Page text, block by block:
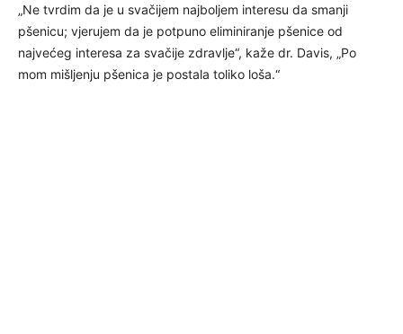
„Ne tvrdim da je u svačijem najboljem interesu da smanji
pšenicu; vjerujem da je potpuno eliminiranje pšenice od
najvećeg interesa za svačije zdravlje“, kaže dr. Davis, „Po
mom mišljenju pšenica je postala toliko loša.“